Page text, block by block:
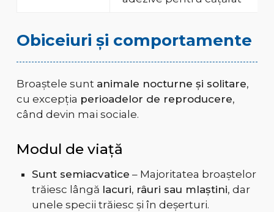
Obiceiuri și comportamente
Broaștele sunt animale nocturne și solitare,
cu excepția perioadelor de reproducere,
când devin mai sociale.
Modul de viață
Sunt semiacvatice – Majoritatea broaștelor
trăiesc lângă lacuri, râuri sau mlaștini, dar
unele specii trăiesc și în deșerturi.